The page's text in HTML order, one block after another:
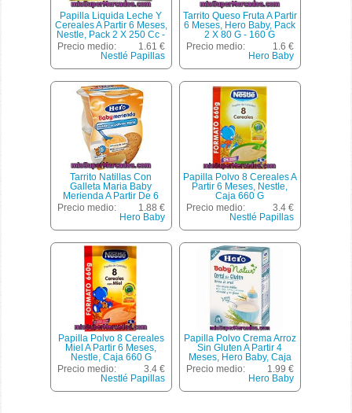
Papilla Liquida Leche Y
Cereales A Partir 6 Meses,
Nestle, Pack 2 X 250 Cc -
500 Cc
Precio medio:
1.61 €
Nestlé Papillas
Tarrito Queso Fruta A Partir
6 Meses, Hero Baby, Pack
2 X 80 G - 160 G
Precio medio:
1.6 €
Hero Baby
Tarrito Natillas Con
Galleta Maria Baby
Merienda A Partir De 6
Meses, Hero Baby, Pack 2
X 130 G - 260 G
Precio medio:
1.88 €
Hero Baby
Papilla Polvo 8 Cereales A
Partir 6 Meses, Nestle,
Caja 660 G
Precio medio:
3.4 €
Nestlé Papillas
Papilla Polvo 8 Cereales
Miel A Partir 6 Meses,
Nestle, Caja 660 G
Precio medio:
3.4 €
Nestlé Papillas
Papilla Polvo Crema Arroz
Sin Gluten A Partir 4
Meses, Hero Baby, Caja
300 G
Precio medio:
1.99 €
Hero Baby